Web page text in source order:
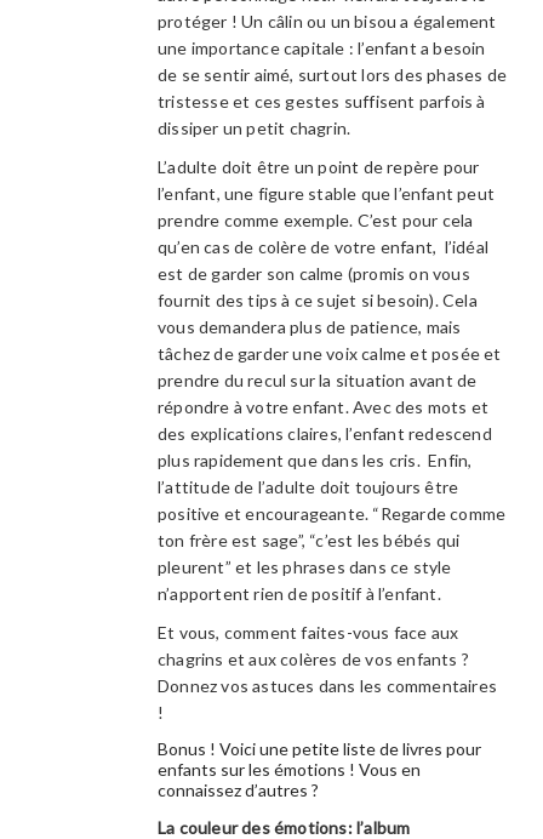
protéger ! Un câlin ou un bisou a également
une importance capitale : l’enfant a besoin
de se sentir aimé, surtout lors des phases de
tristesse et ces gestes suffisent parfois à
dissiper un petit chagrin.
L’adulte doit être un point de repère pour
l’enfant, une figure stable que l’enfant peut
prendre comme exemple. C’est pour cela
qu’en cas de colère de votre enfant, l’idéal
est de garder son calme (promis on vous
fournit des tips à ce sujet si besoin). Cela
vous demandera plus de patience, mais
tâchez de garder une voix calme et posée et
prendre du recul sur la situation avant de
répondre à votre enfant. Avec des mots et
des explications claires, l’enfant redescend
plus rapidement que dans les cris. Enfin,
l’attitude de l’adulte doit toujours être
positive et encourageante. “Regarde comme
ton frère est sage”, “c’est les bébés qui
pleurent” et les phrases dans ce style
n’apportent rien de positif à l’enfant.
Et vous, comment faites-vous face aux
chagrins et aux colères de vos enfants ?
Donnez vos astuces dans les commentaires
!
Bonus ! Voici une petite liste de livres pour
enfants sur les émotions ! Vous en
connaissez d’autres ?
La couleur des émotions: l’album